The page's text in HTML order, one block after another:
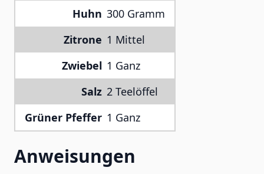
Huhn 300 Gramm
Zitrone 1 Mittel
Zwiebel 1 Ganz
Salz 2 Teelöffel
Grüner Pfeffer 1 Ganz
Anweisungen